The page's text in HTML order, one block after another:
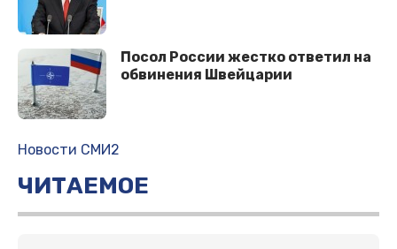
Посол России жестко ответил на
обвинения Швейцарии
Новости СМИ2
ЧИТАЕМОЕ